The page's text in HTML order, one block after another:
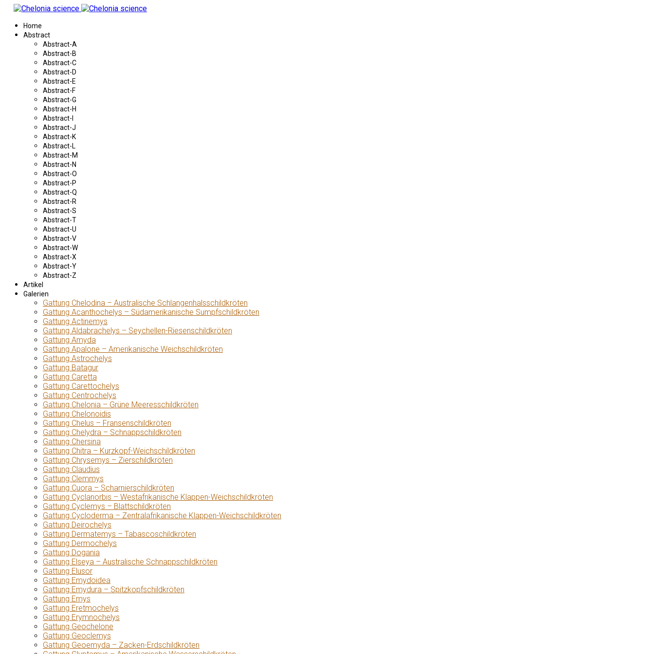
Home
Abstract
Abstract-A
Abstract-B
Abstract-C
Abstract-D
Abstract-E
Abstract-F
Abstract-G
Abstract-H
Abstract-I
Abstract-J
Abstract-K
Abstract-L
Abstract-M
Abstract-N
Abstract-O
Abstract-P
Abstract-Q
Abstract-R
Abstract-S
Abstract-T
Abstract-U
Abstract-V
Abstract-W
Abstract-X
Abstract-Y
Abstract-Z
Artikel
Galerien
Gattung Chelodina – Australische Schlangenhalsschildkröten
Gattung Acanthochelys – Südamerikanische Sumpfschildkröten
Gattung Actinemys
Gattung Aldabrachelys – Seychellen-Riesenschildkröten
Gattung Amyda
Gattung Apalone – Amerikanische Weichschildkröten
Gattung Astrochelys
Gattung Batagur
Gattung Caretta
Gattung Carettochelys
Gattung Centrochelys
Gattung Chelonia – Grüne Meeresschildkröten
Gattung Chelonoidis
Gattung Chelus – Fransenschildkröten
Gattung Chelydra – Schnappschildkröten
Gattung Chersina
Gattung Chitra – Kurzkopf-Weichschildkröten
Gattung Chrysemys – Zierschildkröten
Gattung Claudius
Gattung Clemmys
Gattung Cuora – Scharnierschildkröten
Gattung Cyclanorbis – Westafrikanische Klappen-Weichschildkröten
Gattung Cyclemys – Blattschildkröten
Gattung Cycloderma – Zentralafrikanische Klappen-Weichschildkröten
Gattung Deirochelys
Gattung Dermatemys – Tabascoschildkröten
Gattung Dermochelys
Gattung Dogania
Gattung Elseya – Australische Schnappschildkröten
Gattung Elusor
Gattung Emydoidea
Gattung Emydura – Spitzkopfschildkröten
Gattung Emys
Gattung Eretmochelys
Gattung Erymnochelys
Gattung Geochelone
Gattung Geoclemys
Gattung Geoemyda – Zacken-Erdschildkröten